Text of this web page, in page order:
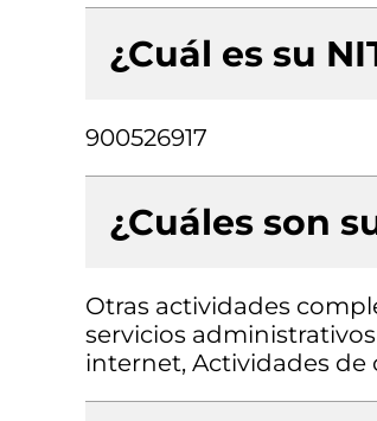
¿Cuál es su
900526917
¿Cuáles son
Otras actividades
servicios
internet, Actividades